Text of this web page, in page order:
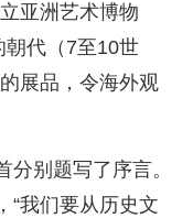
亚洲艺术博物
代（7至10世
展品，令海外观
分别题写了序言。
“我们要从历史文